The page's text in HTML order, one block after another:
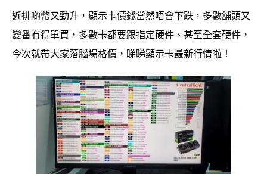
近排啲幣又勁升，顯示卡價錢當然唔會下跌，多數舖頭又
變番冇得單買，多數卡都要跟指定硬件、甚至全套硬件，
今次就帶大家落腦場格價，睇睇顯示卡最新行情啦！